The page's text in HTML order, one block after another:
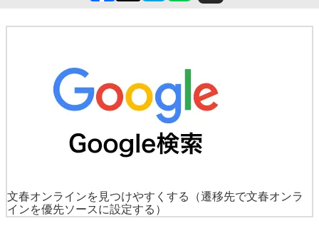
文春オンラインを見つけやすくする
（遷移先で文春オンラ
インを優先ソースに設定する）